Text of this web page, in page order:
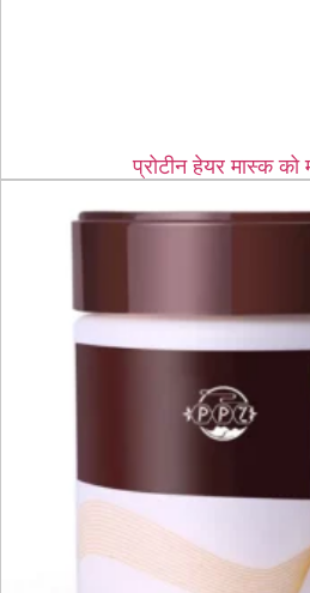
प्रोटीन हेयर मास्क को